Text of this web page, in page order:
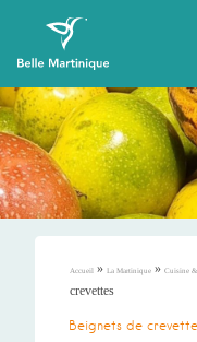
Accueil » La Martinique » Cuisine &
crevettes
Beignets de